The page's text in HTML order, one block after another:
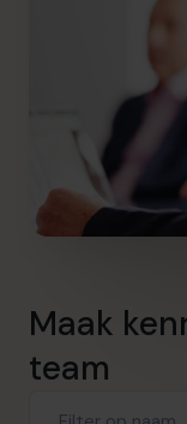
Maak
team